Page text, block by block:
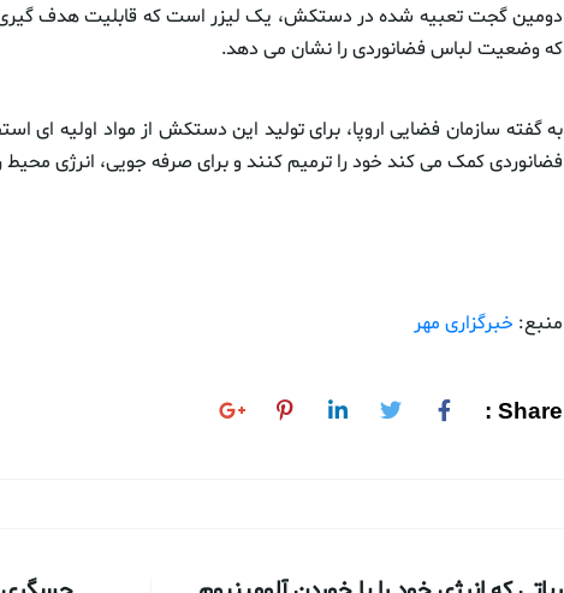
دومین گجت تعبیه شده در دستکش، یک لیزر است که قابلیت هدف
که وضعیت لباس فضانوردی را نشان می دهد.
به گفته سازمان فضایی اروپا، برای تولید این دستکش از مواد اولیه ای
فضانوردی کمک می کند خود را ترمیم کنند و برای صرفه جویی، انرژی محیط
منبع: خبرگزاری مهر
Share :